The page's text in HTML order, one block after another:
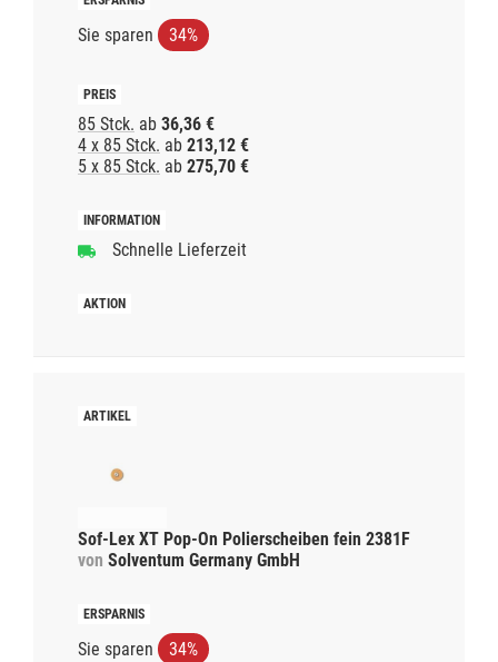
Sie sparen 34%
85 Stck. ab 36,36 €
4 x 85 Stck. ab 213,12 €
5 x 85 Stck. ab 275,70 €
Schnelle Lieferzeit
Sof-Lex XT Pop-On Polierscheiben fein 2381F
von Solventum Germany GmbH
Sie sparen 34%